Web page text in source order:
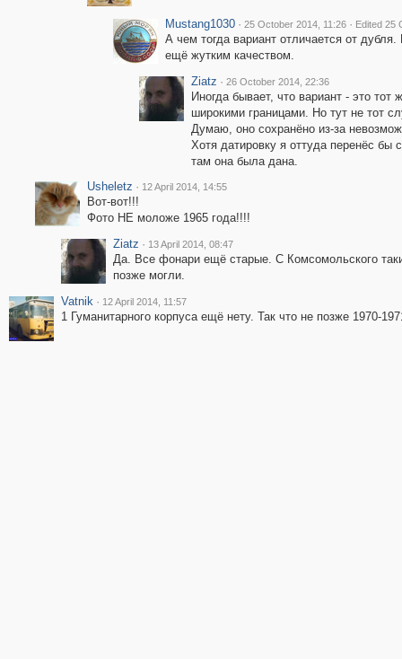
Mustang1030 · 25 October 2014, 11:26 · Edited 25
А чем тогда вариант отличается от
ещё жутким качеством.
Ziatz · 26 October 2014, 22:36
Иногда бывает, что вариант - это
широкими границами. Но тут не тот
Думаю, оно сохранёно из-за
Хотя датировку я оттуда перенёс бы
там она была дана.
Usheletz · 12 April 2014, 14:55
Вот-вот!!!
Фото НЕ моложе 1965 года!!!!
Ziatz · 13 April 2014, 08:47
Да. Все фонари ещё старые. С Комсомольского
позже могли.
Vatnik · 12 April 2014, 11:57
1 Гуманитарного корпуса ещё нету. Так что не позже 1970-